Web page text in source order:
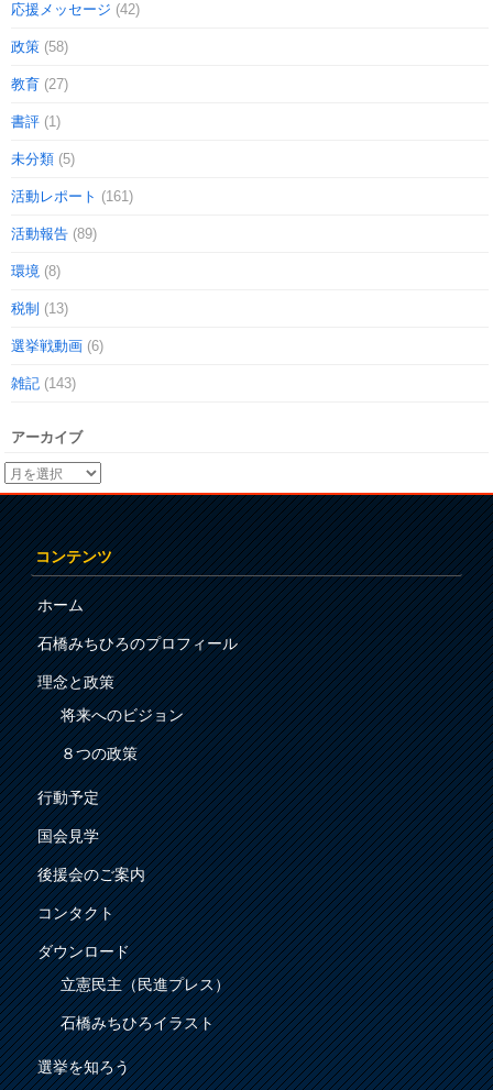
応援メッセージ (42)
政策 (58)
教育 (27)
書評 (1)
未分類 (5)
活動レポート (161)
活動報告 (89)
環境 (8)
税制 (13)
選挙戦動画 (6)
雑記 (143)
アーカイブ
コンテンツ
ホーム
石橋みちひろのプロフィール
理念と政策
将来へのビジョン
８つの政策
行動予定
国会見学
後援会のご案内
コンタクト
ダウンロード
立憲民主（民進プレス）
石橋みちひろイラスト
選挙を知ろう